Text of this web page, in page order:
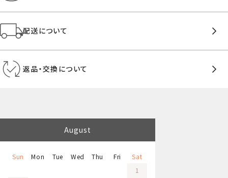
配送について
返品・交換について
August
Sun Mon Tue Wed Thu Fri
Sat
1